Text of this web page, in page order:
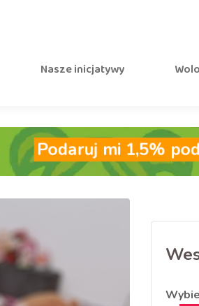
Nasze inicjatywy
Podaruj mi 1,5%